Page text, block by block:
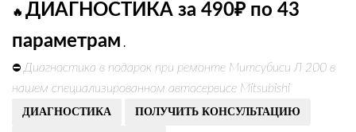
🔥 ДИАГНОСТИКА за 490₽ по 43
параметрам .
⛔ Диагностика в подарок при ремонте Митсубиси Л 200 в
нашем специализированном автосервисе Mitsubishi
ДИАГНОСТИКА ПОЛУЧИТЬ КОНСУЛЬТАЦИЮ